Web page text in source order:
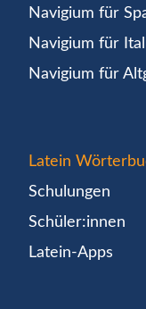
Navigium für
Navigium für
Navigium für
Latein
Schulungen
Schüler:innen
Latein-Apps